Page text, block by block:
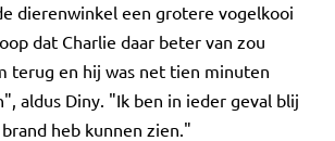
dierenwinkel een grotere vogelkooi
dat Charlie daar beter van zou
terug en hij was net tien minuten
aldus Diny. "Ik ben in ieder geval blij
heb kunnen zien."